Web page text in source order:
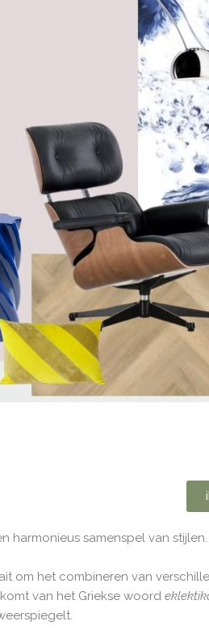
harmonieus samenspel van stijlen.
om het combineren van
van het Griekse woord